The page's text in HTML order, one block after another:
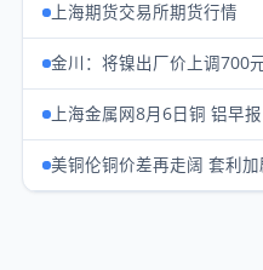
上海期货交易所期货行情
金川：将镍出厂价上调700
上海金属网8月6日铜 铝早报
美铜伦铜价差再走阔 套利